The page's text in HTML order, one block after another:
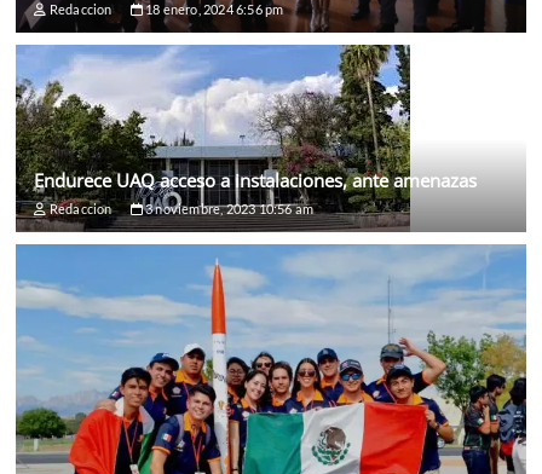
Redaccion 18 enero, 2024 6:56 pm
Endurece UAQ acceso a instalaciones, ante amenazas
Redaccion 3 noviembre, 2023 10:56 am